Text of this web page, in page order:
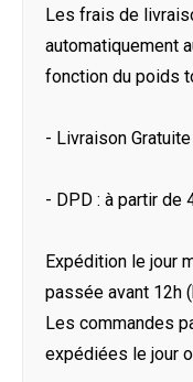
Les frais de
automatiquement
fonction du poids
- Livraison
- DPD : à partir de
Expédition le jour
passée avant 12h
Les commandes
expédiées le jour